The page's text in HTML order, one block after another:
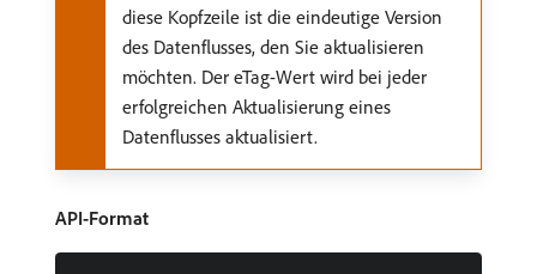
diese Kopfzeile ist die eindeutige Version
des Datenflusses, den Sie aktualisieren
möchten. Der eTag-Wert wird bei jeder
erfolgreichen Aktualisierung eines
Datenflusses aktualisiert.
API-Format